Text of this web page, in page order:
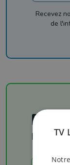
Recevez
de
Les TV